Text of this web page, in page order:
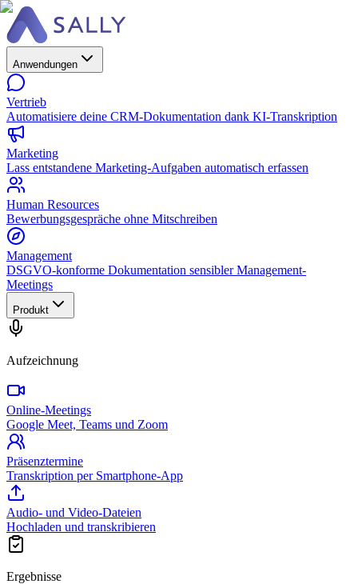
Anwendungen
Vertrieb
Automatisiere deine CRM-Dokumentation dank KI-Transkription
Marketing
Lass entstandene Marketing-Aufgaben automatisch erfassen
Human Resources
Bewerbungsgespräche ohne Mitschreiben
Management
DSGVO-konforme Dokumentation sensibler Management-
Meetings
Produkt
Aufzeichnung
Online-Meetings
Google Meet, Teams und Zoom
Präsenztermine
Transkription per Smartphone-App
Audio- und Video-Dateien
Hochladen und transkribieren
Ergebnisse